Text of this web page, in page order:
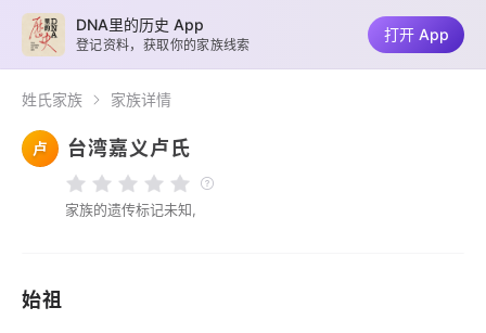
姓氏家族 家族详情
卢 台湾嘉义卢氏
家族的遗传标记未知,
始祖
DNA里的历史 App
登记资料，获取你的家族线索
打开 App